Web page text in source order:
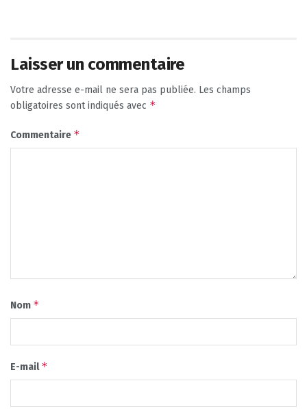
Laisser un commentaire
Votre adresse e-mail ne sera pas publiée. Les champs
obligatoires sont indiqués avec *
Commentaire *
Nom *
E-mail*